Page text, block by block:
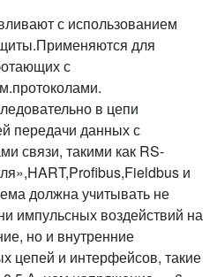
с использованием
для
с
в цепи
передачи данных с
связи, такими как RS-
и
должна учитывать не
импульсных воздействий на
но и внутренние
цепей и интерфейсов, такие